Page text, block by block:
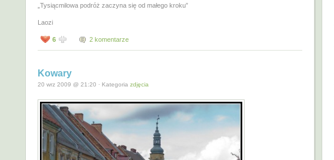
„Tysiącmilowa podróż zaczyna się od małego kroku”
Laozi
6 2 komentarze
Kowary
20 wrz 2009 @ 21:20 · Kategoria zdjęcia